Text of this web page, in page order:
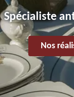
Spécialiste
Nos